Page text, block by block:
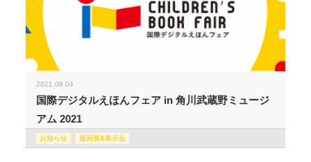
2021.08.04
国際デジタルえほんフェア in 角川武蔵野ミュージ
アム 2021
お知らせ 巡回展&展示会